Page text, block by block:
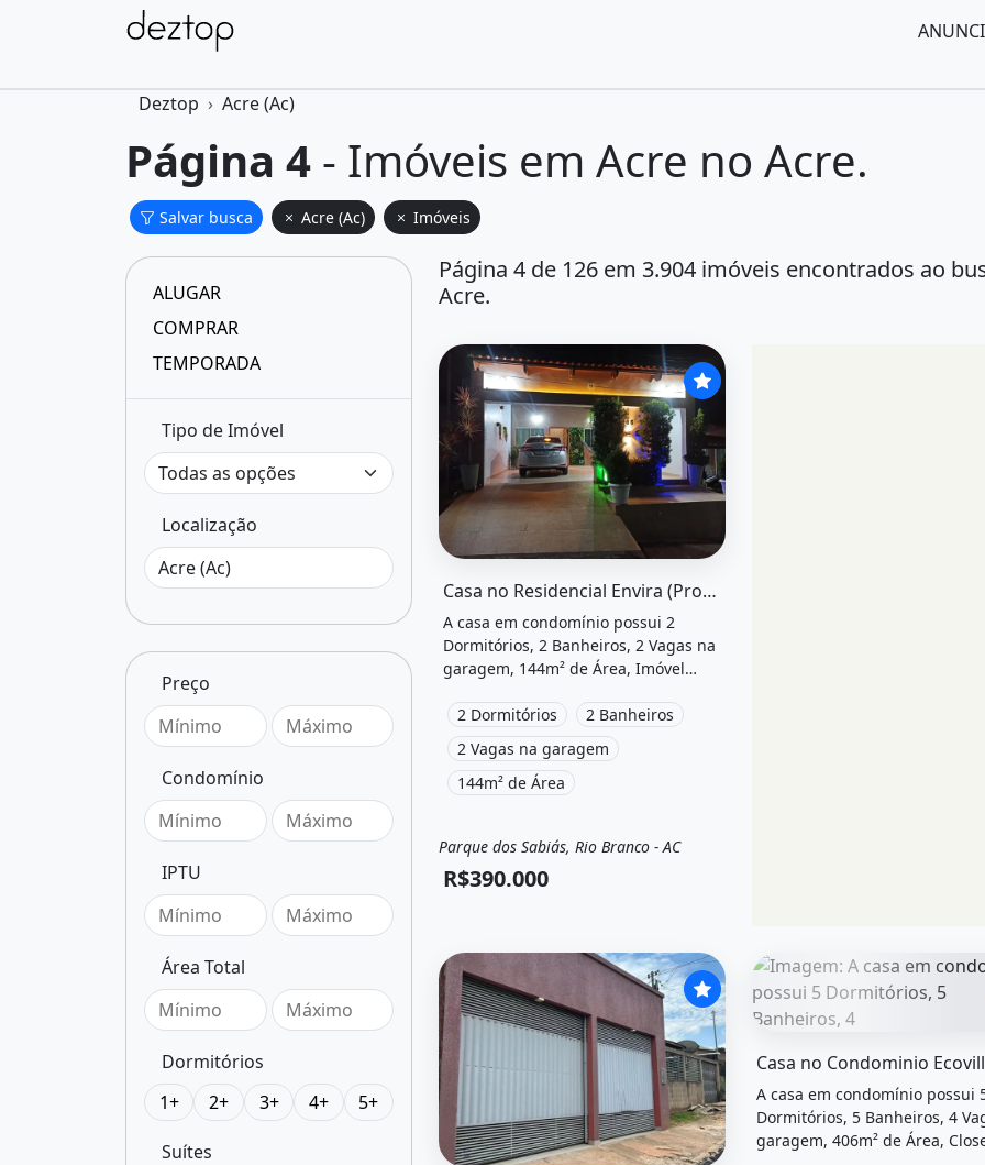
Deztop Acre (Ac)
Página 4 - Imóveis em Acre no Acre.
Salvar busca Acre (Ac) Imóveis
ALUGAR
COMPRAR
TEMPORADA
Tipo de Imóvel
Localização
Preço
Condomínio
IPTU
Área Total
Dormitórios
1+
2+ 3+ 4+ 5+
Suítes
Página 4 de 126 em 3.904 imóveis encontrados ao
Acre.
Casa no Residencial Envira (Pronta para Financiar)
A casa em condomínio possui 2
Dormitórios, 2 Banheiros, 2 Vagas na
garagem, 144m² de Área, Imóvel
solar e está localizado em Rua, Rio
Branco, Ac à venda por R$390.000.
2 Dormitórios
2 Banheiros
2 Vagas na garagem
144m² de Área
Venda Casa em condomínio
Parque dos Sabiás, Rio Branco - AC
R$390.000
A casa em condomínio possui
Dormitórios, 5 Banheiros, 4
garagem, 406m² de Área,